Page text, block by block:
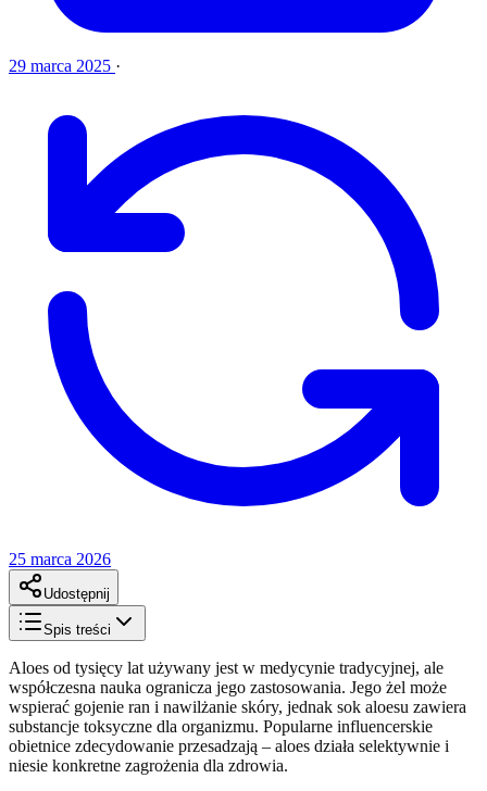
29 marca 2025 ·
25 marca 2026
Udostępnij
Spis treści
Aloes od tysięcy lat używany jest w medycynie tradycyjnej, ale
współczesna nauka ogranicza jego zastosowania. Jego żel może
wspierać gojenie ran i nawilżanie skóry, jednak sok aloesu zawiera
substancje toksyczne dla organizmu. Popularne influencerskie
obietnice zdecydowanie przesadzają – aloes działa selektywnie i
niesie konkretne zagrożenia dla zdrowia.